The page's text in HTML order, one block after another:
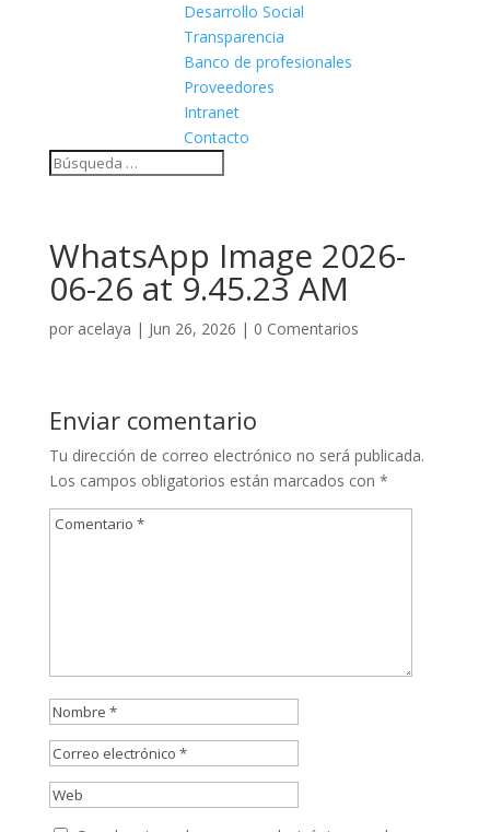
Desarrollo Social
Transparencia
Banco de profesionales
Proveedores
Intranet
Contacto
WhatsApp Image 2026-
06-26 at 9.45.23 AM
por acelaya | Jun 26, 2026 | 0 Comentarios
Enviar comentario
Tu dirección de correo electrónico no será publicada.
Los campos obligatorios están marcados con *